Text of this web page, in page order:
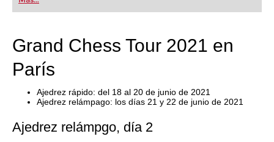
Grand Chess Tour 2021 en
París
Ajedrez rápido: del 18 al 20 de junio de 2021
Ajedrez relámpago: los días 21 y 22 de junio de 2021
Ajedrez relámpgo, día 2